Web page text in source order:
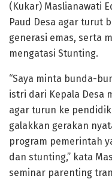
(Kukar) Maslianawati
Paud Desa agar turut
generasi emas, serta
mengatasi Stunting.
“Saya minta bunda-
istri dari Kepala Desa
agar turun ke
galakkan gerakan
program pemerintah
dan stunting,” kata
seminar parenting